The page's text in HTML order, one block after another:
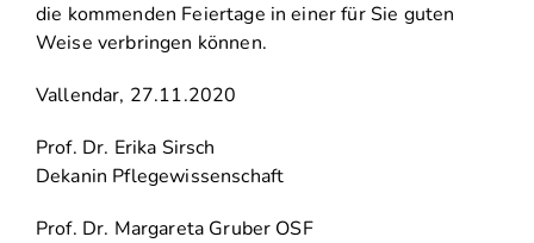
die kommenden Feiertage in einer für Sie guten
Weise verbringen können.
Vallendar, 27.11.2020
Prof. Dr. Erika Sirsch
Dekanin Pflegewissenschaft
Prof. Dr. Margareta Gruber OSF